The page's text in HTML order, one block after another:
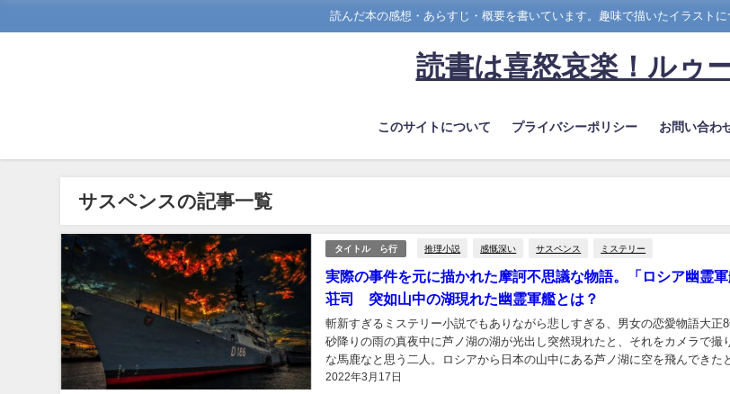
読んだ本の感想・あらすじ・概要を書いています。趣味で描いたイラスト
読書は喜怒哀楽！ルゥ
このサイトについて プライバシーポリシー お問い合わ
サスペンスの記事一覧
タイトル ら行 推理小説 感慨深い サスペンス ミステリー
実際の事件を元に描かれた摩訶不思議な物語。「ロシア幽霊
荘司 突如山中の湖現れた幽霊軍艦とは？
2022年3月17日
斬新すぎるミステリー小説でもありながら悲しすぎる、男女の恋愛物語大正
砂降りの雨の真夜中に芦ノ湖の湖が光出し突然現れたと、それをカメラで撮
な馬鹿なと思う二人。ロシアから日本の山中にある芦ノ湖に空を飛んできた
真から大きな謎を呼んだこの事件の結末は如何に...